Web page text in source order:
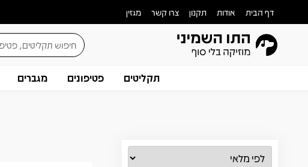
דף הבית אודות תקנון צרו קשר מגזין
תקליטים פטיפונים מגברים